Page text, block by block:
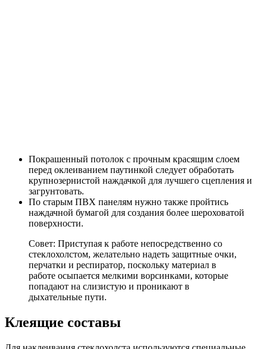
Покрашенный потолок с прочным красящим слоем
перед оклеиванием паутинкой следует обработать
крупнозернистой наждачкой для лучшего сцепления и
загрунтовать.
По старым ПВХ панелям нужно также пройтись
наждачной бумагой для создания более шероховатой
поверхности.
Совет: Приступая к работе непосредственно со
стеклохолстом, желательно надеть защитные очки,
перчатки и респиратор, поскольку материал в
работе осыпается мелкими ворсинками, которые
попадают на слизистую и проникают в
дыхательные пути.
Клеящие составы